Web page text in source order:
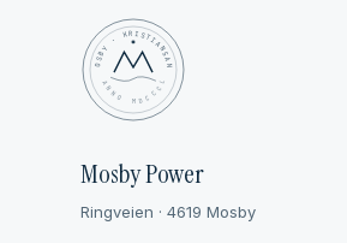
MOSBY · KRISTIANSAND
✦ ANNO MDCCCL ✦
Mosby Power
Ringveien · 4619 Mosby